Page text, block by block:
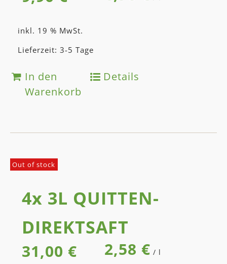
inkl. 19 % MwSt.
Lieferzeit: 3-5 Tage
In den
Warenkorb
Details
Out of stock
4x 3L QUITTEN­
DIREKT­SAFT
31,00 € 2,58 € / l